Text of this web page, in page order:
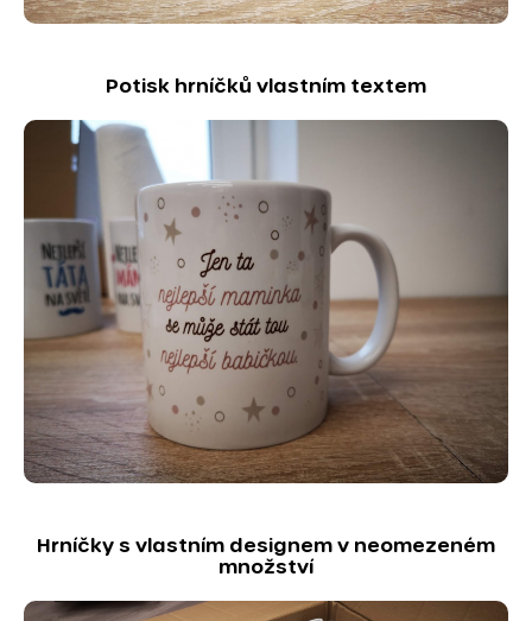
Potisk hrníčků vlastním textem
Hrníčky s vlastním designem v neomezeném
množství